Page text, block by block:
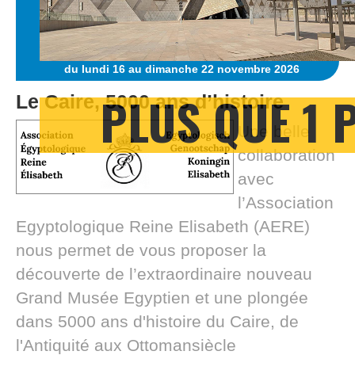
Liens
PLUS QUE 1
du lundi 16 au dimanche 22 novembre 2026
Le Caire, 5000 ans d’histoire
Une belle
collaboration
avec
l’Association
Egyptologique Reine Elisabeth (AERE)
nous permet de vous proposer la
découverte de l’extraordinaire nouveau
Grand Musée Egyptien et une plongée
dans 5000 ans d'histoire du Caire, de
l'Antiquité aux Ottomansiècle